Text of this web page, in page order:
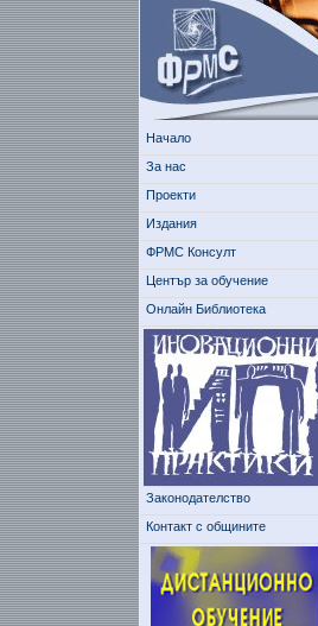
Начало
За нас
Проекти
Издания
ФРМС Консулт
Център за обучение
Онлайн Библиотека
Законодателство
Контакт с общините